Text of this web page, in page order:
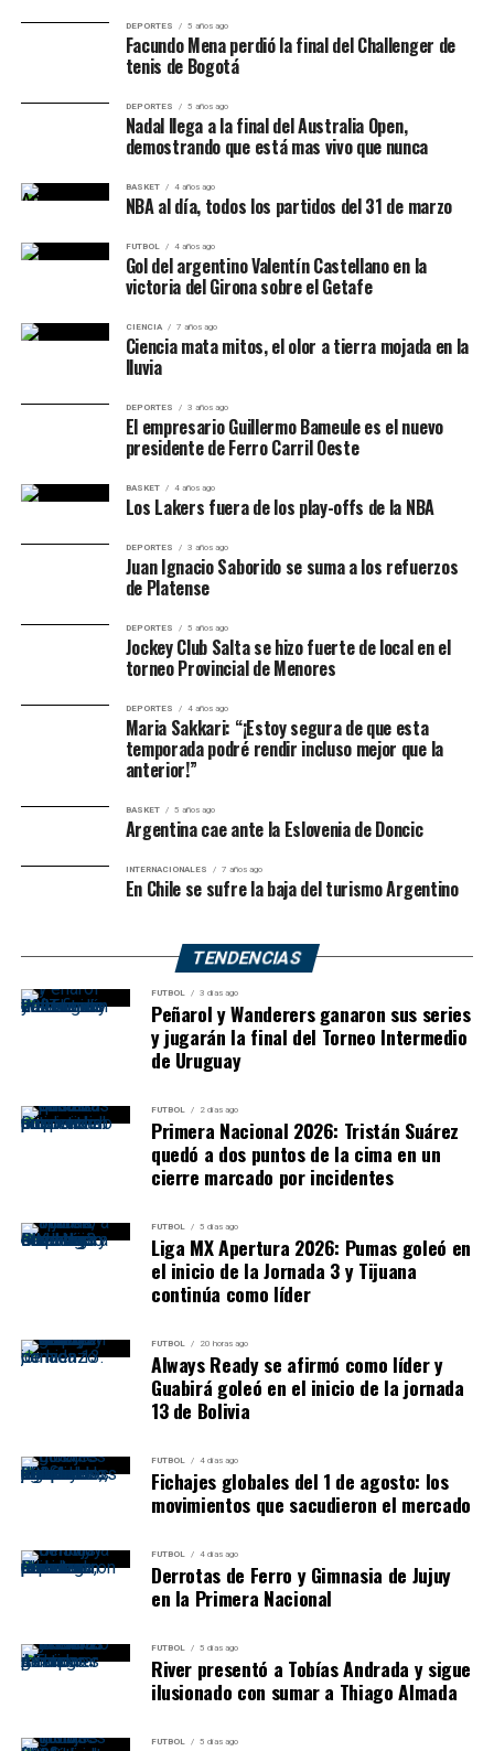
Apollon Limassolobtuvo una ventaja mínima, pero
Panathinaikos y CSKA 1948llegarán igualados a
la revancha después de un encuentro en el que el
equipo griego controló la pelota y el conjunto
búlgaro respondió con eficacia.
Alen Ožbolt convirtió el gol más importante de la
jornada, porque le permitió a Apollon ganar fuera de
casa. En Atenas, Adriano Jagušić y Georgi Rusev fueron
los protagonistas de una igualdad que trasladó toda la
definición a Sofía.8
DEPORTES 5 años ago
Facundo Mena perdió la final del Challenger de
tenis de Bogotá
DEPORTES 5 años ago
Nadal llega a la final del Australia Open,
demostrando que está mas vivo que nunca
BASKET 4 años ago
NBA al día, todos los partidos del 31 de marzo
FUTBOL 4 años ago
Gol del argentino Valentín Castellano en la
victoria del Girona sobre el Getafe
CIENCIA 7 años ago
Ciencia mata mitos, el olor a tierra mojada en la
lluvia
DEPORTES 3 años ago
El empresario Guillermo Bameule es el nuevo
presidente de Ferro Carril Oeste
BASKET 4 años ago
Los Lakers fuera de los play-offs de la NBA
DEPORTES 3 años ago
Juan Ignacio Saborido se suma a los refuerzos
de Platense
DEPORTES 5 años ago
Jockey Club Salta se hizo fuerte de local en el
torneo Provincial de Menores
DEPORTES 4 años ago
Maria Sakkari: “¡Estoy segura de que esta
temporada podré rendir incluso mejor que la
anterior!”
BASKET 5 años ago
Argentina cae ante la Eslovenia de Doncic
INTERNACIONALES 7 años ago
En Chile se sufre la baja del turismo Argentino
TENDENCIAS
FUTBOL 3 días ago
Peñarol y Wanderers ganaron sus series
y jugarán la final del Torneo Intermedio
de Uruguay
FUTBOL 2 días ago
Primera Nacional 2026: Tristán Suárez
quedó a dos puntos de la cima en un
cierre marcado por incidentes
FUTBOL 5 días ago
Liga MX Apertura 2026: Pumas goleó en
el inicio de la Jornada 3 y Tijuana
continúa como líder
FUTBOL 20 horas ago
Always Ready se afirmó como líder y
Guabirá goleó en el inicio de la jornada
13 de Bolivia
FUTBOL 4 días ago
Fichajes globales del 1 de agosto: los
movimientos que sacudieron el mercado
FUTBOL 4 días ago
Derrotas de Ferro y Gimnasia de Jujuy
en la Primera Nacional
FUTBOL 5 días ago
River presentó a Tobías Andrada y sigue
ilusionado con sumar a Thiago Almada
FUTBOL 5 días ago